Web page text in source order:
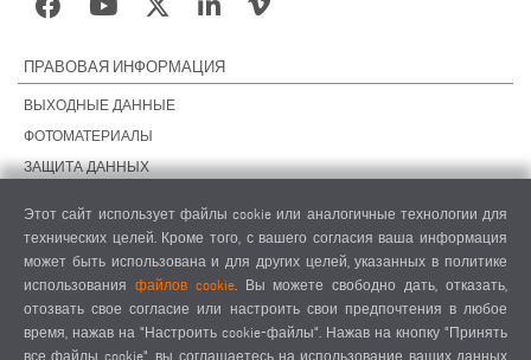
ПРАВОВАЯ ИНФОРМАЦИЯ
ВЫХОДНЫЕ ДАННЫЕ
ФОТОМАТЕРИАЛЫ
ЗАЩИТА ДАННЫХ
ОБЩИЕ УСЛОВИЯ СДЕЛОК
ОБЩИЕ УСЛОВИЯ ПРОДАЖИ
НАСТРОЙКИ COOKIES
КОДЕКС ПОВЕДЕНИЯ ПОСТАВЩИКОВ
Этот сайт использует файлы cookie или аналогичные технологии для
технических целей. Кроме того, с вашего согласия ваша информация
может быть использована и для других целей, указанных в политике
использования файлов cookie. Вы можете свободно дать, отказать,
отозвать свое согласие или настроить свои предпочтения в любое
время, нажав на "Настроить cookie-файлы". Нажав на кнопку "Принять
все файлы cookie", вы соглашаетесь на использование ваших данных